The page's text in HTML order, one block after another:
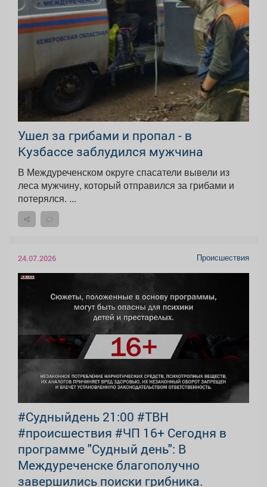
Ушел за грибами и пропал - в
Кузбассе заблудился мужчина
В Междуреченском округе спасатели вывели из
леса мужчину, который отправился за грибами и
потерялся. ...
24.07.2026 Происшествия
#Судныйдень 21:00 #ТВН
#происшествия #ЧП 16+ Сегодня в
программе "Судный день": В
Междуреченске благополучно
завершились поиски грибника.